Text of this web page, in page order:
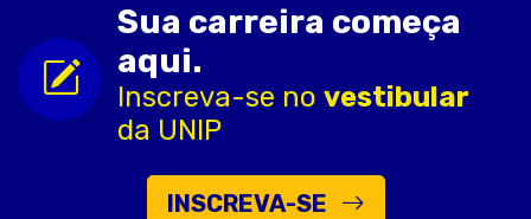
Sua carreira começa
aqui.
Inscreva-se no vestibular
da UNIP
INSCREVA-SE